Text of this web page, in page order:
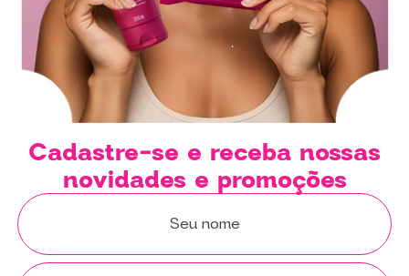
Cadastre-se e receba nossas
novidades e promoções